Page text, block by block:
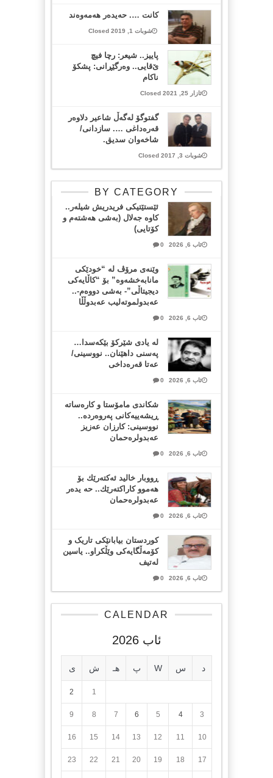
کانت …. حەیدەر هەمەوەند
شوبات 1, 2019 Closed
پاییز.. شیعر: رچا فیچ
ێ‌قایی.. وەرگێڕانی: پشکۆ
ناکام
ئازار 25, 2021 Closed
گفتوگۆ لەگەڵ شاعیر دلاوەر
قەرەداغی …. سازدانی/
شاخەوان سدیق.
شوبات 3, 2017 Closed
BY CATEGORY
ئێستێتیکی فریدریش شیلەر..
کاوە جەلال (بەشی هەشتەم و
کۆتایی)
ئاب 6, 2026 0
وێنەی مرۆڤ لە “خودێکی
مانابەخشەوە” بۆ “کاڵایەکی
دیجیتاڵی”- بەشی دووەم-..
عەبدولموتەلیب عەبدوڵڵا
ئاب 6, 2026 0
لە یادی شێرکۆ بێکەسدا…
پەسنی داهێنان.. نووسینی/
عەتا قەرەداخی
ئاب 6, 2026 0
شکاندی مامۆستا و کارەساتە
ڕیشەییەکانی پەروەردە..
نووسینی: کارزان عەزیز
عەبدولرەحمان
ئاب 6, 2026 0
ڕووبار خالید ئەكتەرێك بۆ
هەموو كاراكتەرێك.. حه یدەر
عەبدولرەحمان
ئاب 6, 2026 0
کوردستان بیابانێکی تاریک و
کۆمەڵگایەکی وێڵکراو.. یاسین
لەتیف
ئاب 6, 2026 0
CALENDAR
ئاب 2026
د س W پ هـ ش ی
1
2
3
4
5
6
7
8
9
10
11
12
13
14
15
16
17
18
19
20
21
22
23